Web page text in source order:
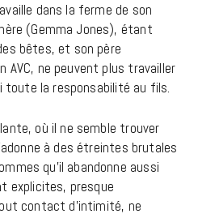
dans la ferme de son
(Gemma Jones), étant
bêtes, et son père
AVC, ne peuvent plus travailler
la responsabilité au fils.
où il ne semble trouver
à des étreintes brutales
qu’il abandonne aussi
explicites, presque
contact d’intimité, ne